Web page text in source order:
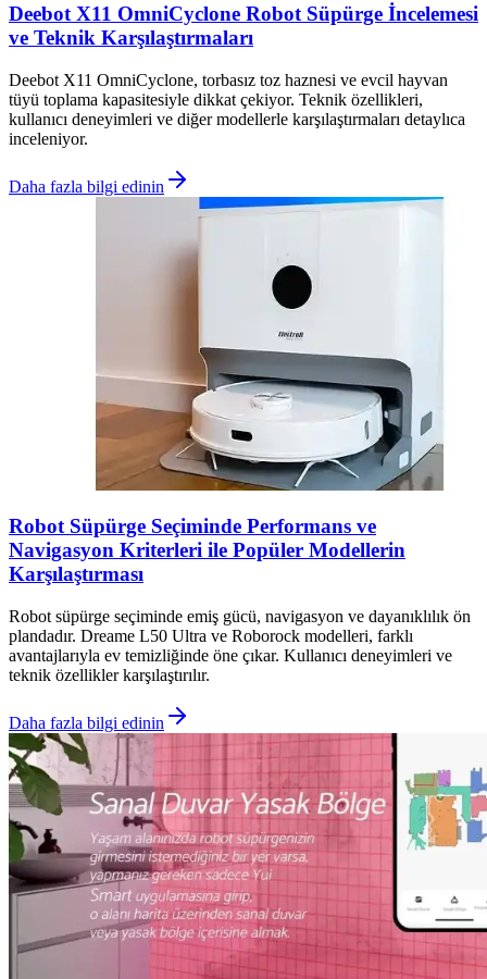
Deebot X11 OmniCyclone Robot Süpürge İncelemesi
ve Teknik Karşılaştırmaları
Deebot X11 OmniCyclone, torbasız toz haznesi ve evcil hayvan
tüyü toplama kapasitesiyle dikkat çekiyor. Teknik özellikleri,
kullanıcı deneyimleri ve diğer modellerle karşılaştırmaları detaylıca
inceleniyor.
Daha fazla bilgi edinin
Robot Süpürge Seçiminde Performans ve
Navigasyon Kriterleri ile Popüler Modellerin
Karşılaştırması
Robot süpürge seçiminde emiş gücü, navigasyon ve dayanıklılık ön
plandadır. Dreame L50 Ultra ve Roborock modelleri, farklı
avantajlarıyla ev temizliğinde öne çıkar. Kullanıcı deneyimleri ve
teknik özellikler karşılaştırılır.
Daha fazla bilgi edinin